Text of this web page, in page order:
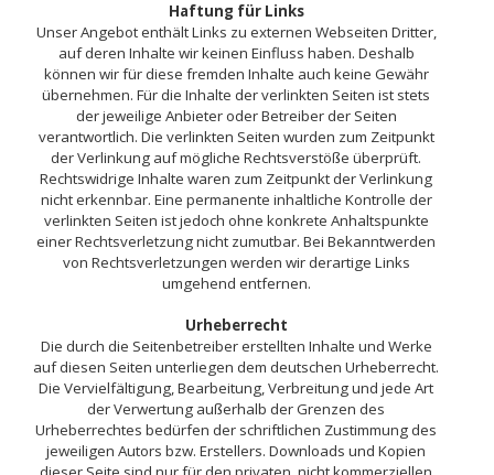
Haftung für Links
Unser Angebot enthält Links zu externen Webseiten Dritter,
auf deren Inhalte wir keinen Einfluss haben. Deshalb
können wir für diese fremden Inhalte auch keine Gewähr
übernehmen. Für die Inhalte der verlinkten Seiten ist stets
der jeweilige Anbieter oder Betreiber der Seiten
verantwortlich. Die verlinkten Seiten wurden zum Zeitpunkt
der Verlinkung auf mögliche Rechtsverstöße überprüft.
Rechtswidrige Inhalte waren zum Zeitpunkt der Verlinkung
nicht erkennbar. Eine permanente inhaltliche Kontrolle der
verlinkten Seiten ist jedoch ohne konkrete Anhaltspunkte
einer Rechtsverletzung nicht zumutbar. Bei Bekanntwerden
von Rechtsverletzungen werden wir derartige Links
umgehend entfernen.
Urheberrecht
Die durch die Seitenbetreiber erstellten Inhalte und Werke
auf diesen Seiten unterliegen dem deutschen Urheberrecht.
Die Vervielfältigung, Bearbeitung, Verbreitung und jede Art
der Verwertung außerhalb der Grenzen des
Urheberrechtes bedürfen der schriftlichen Zustimmung des
jeweiligen Autors bzw. Erstellers. Downloads und Kopien